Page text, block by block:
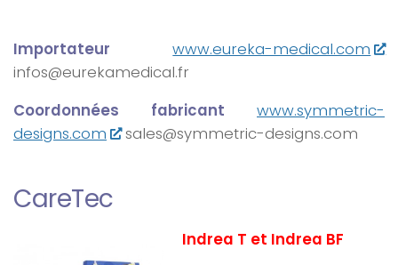
Importateur
www.eureka-medical.com
infos@eurekamedical.fr
Coordonnées fabricant
www.symmetric-
designs.com
sales@symmetric-designs.com
CareTec
Indrea T et Indrea BF